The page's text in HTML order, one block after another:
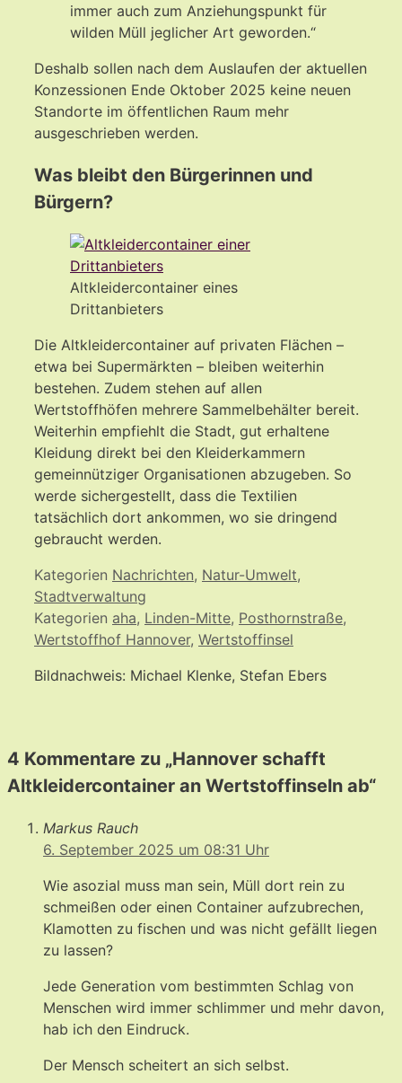
immer auch zum Anziehungspunkt für
wilden Müll jeglicher Art geworden.“
Deshalb sollen nach dem Auslaufen der aktuellen
Konzessionen Ende Oktober 2025 keine neuen
Standorte im öffentlichen Raum mehr
ausgeschrieben werden.
Was bleibt den Bürgerinnen und
Bürgern?
Altkleidercontainer eines
Drittanbieters
Die Altkleidercontainer auf privaten Flächen –
etwa bei Supermärkten – bleiben weiterhin
bestehen. Zudem stehen auf allen
Wertstoffhöfen mehrere Sammelbehälter bereit.
Weiterhin empfiehlt die Stadt, gut erhaltene
Kleidung direkt bei den Kleiderkammern
gemeinnütziger Organisationen abzugeben. So
werde sichergestellt, dass die Textilien
tatsächlich dort ankommen, wo sie dringend
gebraucht werden.
Kategorien Nachrichten, Natur-Umwelt,
Stadtverwaltung
Kategorien aha, Linden-Mitte, Posthornstraße,
Wertstoffhof Hannover, Wertstoffinsel
Bildnachweis: Michael Klenke, Stefan Ebers
4 Kommentare zu „Hannover schafft
Altkleidercontainer an Wertstoffinseln ab“
Markus Rauch
6. September 2025 um 08:31 Uhr
Wie asozial muss man sein, Müll dort rein zu
schmeißen oder einen Container aufzubrechen,
Klamotten zu fischen und was nicht gefällt liegen
zu lassen?
Jede Generation vom bestimmten Schlag von
Menschen wird immer schlimmer und mehr davon,
hab ich den Eindruck.
Der Mensch scheitert an sich selbst.